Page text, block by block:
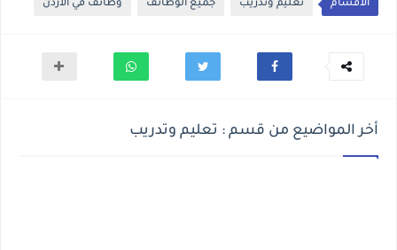
الأقسام تعليم وتدريب جميع الوظائف وظائف في الاردن
أخر المواضيع من قسم : تعليم وتدريب